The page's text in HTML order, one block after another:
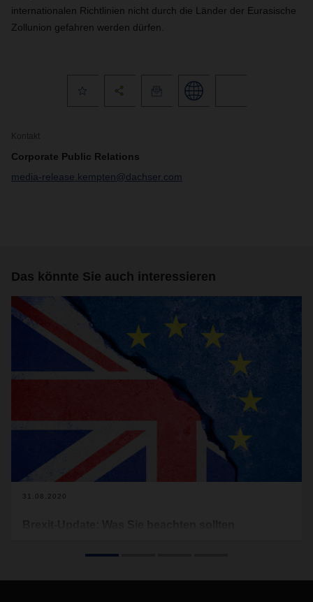
internationalen Richtlinien nicht durch die Länder der Eurasische
Zollunion gefahren werden dürfen.
Kontakt
Corporate Public Relations
media-release.kempten@dachser.com
Das könnte Sie auch interessieren
31.08.2020